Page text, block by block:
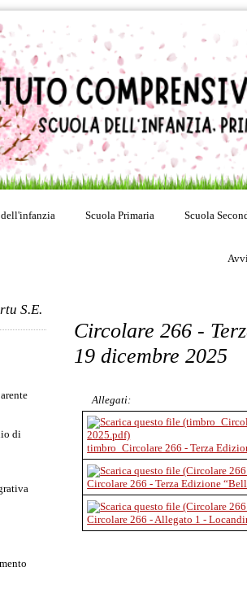
Scuola Primaria Scuola
S.E.
di
Circolare 266 -
19 dicembre 2025
Allegati:
timbro_Circolare 266 - Terza
Circolare 266 - Terza Edizione
Circolare 266 - Allegato 1 -